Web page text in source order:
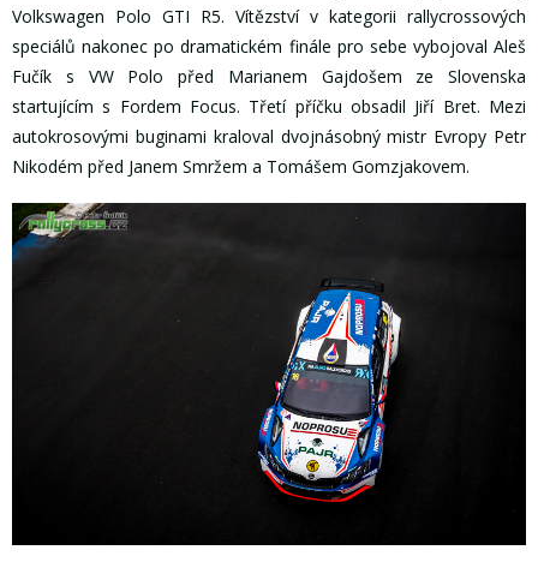
Volkswagen Polo GTI R5. Vítězství v kategorii rallycrossových
speciálů nakonec po dramatickém finále pro sebe vybojoval Aleš
Fučík s VW Polo před Marianem Gajdošem ze Slovenska
startujícím s Fordem Focus. Třetí příčku obsadil Jiří Bret. Mezi
autokrosovými buginami kraloval dvojnásobný mistr Evropy Petr
Nikodém před Janem Smržem a Tomášem Gomzjakovem.